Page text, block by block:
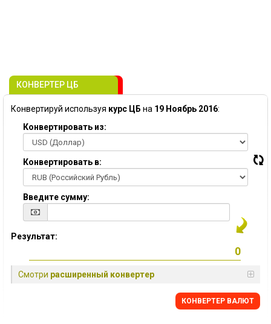
КОНВЕРТЕР ЦБ
Конвертируй используя курс ЦБ на 19 Ноябрь 2016:
Конвертировать из:
Конвертировать в:
Введите сумму:
Результат:
Смотри расширенный конвертер
КОНВЕРТЕР ВАЛЮТ